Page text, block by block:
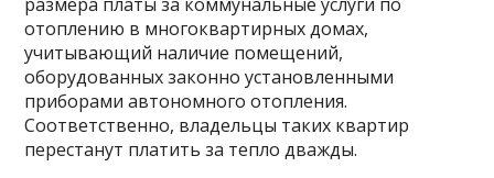
отоплению в многоквартирных домах,
учитывающий наличие помещений,
оборудованных законно установленными
приборами автономного отопления.
Соответственно, владельцы таких квартир
перестанут платить за тепло дважды.